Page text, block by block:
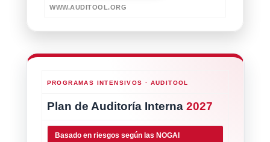
WWW.AUDITOOL.ORG
PROGRAMAS INTENSIVOS · AUDITOOL
Plan de Auditoría Interna 2027
Basado en riesgos según las NOGAI